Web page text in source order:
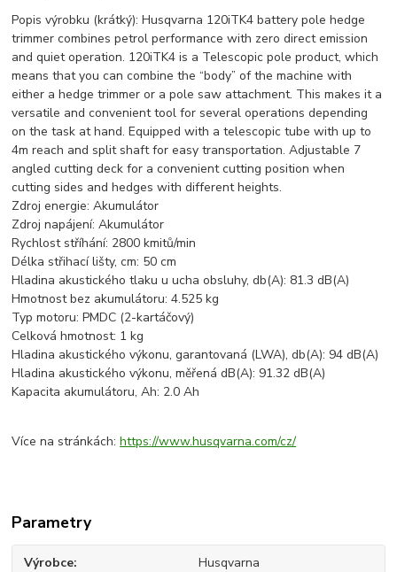
Popis výrobku (krátký): Husqvarna 120iTK4 battery pole hedge
trimmer combines petrol performance with zero direct emission
and quiet operation. 120iTK4 is a Telescopic pole product, which
means that you can combine the “body” of the machine with
either a hedge trimmer or a pole saw attachment. This makes it a
versatile and convenient tool for several operations depending
on the task at hand. Equipped with a telescopic tube with up to
4m reach and split shaft for easy transportation. Adjustable 7
angled cutting deck for a convenient cutting position when
cutting sides and hedges with different heights.
Zdroj energie: Akumulátor
Zdroj napájení: Akumulátor
Rychlost stříhání: 2800 kmitů/min
Délka střihací lišty, cm: 50 cm
Hladina akustického tlaku u ucha obsluhy, db(A): 81.3 dB(A)
Hmotnost bez akumulátoru: 4.525 kg
Typ motoru: PMDC (2-kartáčový)
Celková hmotnost: 1 kg
Hladina akustického výkonu, garantovaná (LWA), db(A): 94 dB(A)
Hladina akustického výkonu, měřená dB(A): 91.32 dB(A)
Kapacita akumulátoru, Ah: 2.0 Ah
Více na stránkách:https://www.husqvarna.com/cz/
Parametry
Výrobce Husqvarna